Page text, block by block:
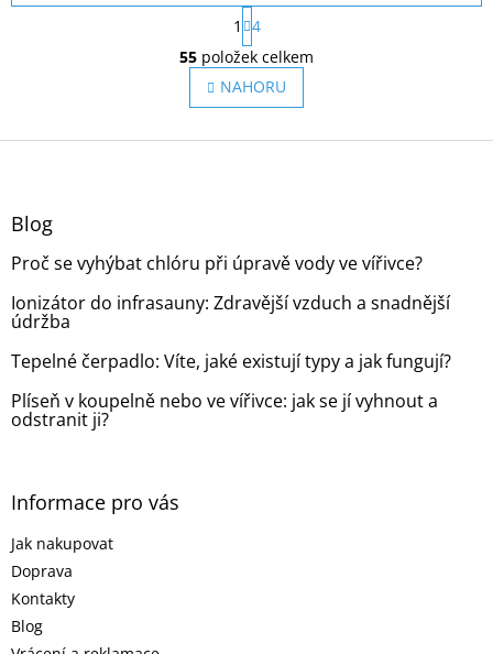
O
v
l
á
a
v
k
y
v
p
s
S
t
r
á
n
k
v
1
4
55 položek celkem
NAHORU
Z
Blog
Proč se vyhýbat chlóru při úpravě vody ve vířivce?
Ionizátor do infrasauny: Zdravější vzduch a snadnější
údržba
Tepelné čerpadlo: Víte, jaké existují typy a jak fungují?
Plíseň v koupelně nebo ve vířivce: jak se jí vyhnout a
odstranit ji?
Informace pro vás
Jak nakupovat
Doprava
Kontakty
Blog